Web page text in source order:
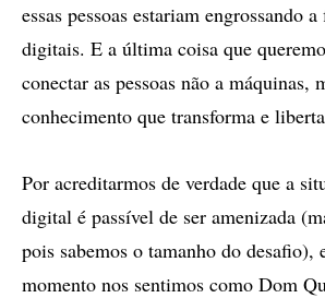
essas pessoas estariam engrossando
digitais. E a última coisa que
conectar as pessoas não a máquinas,
conhecimento que transforma e
Por acreditarmos de verdade que a
digital é passível de ser amenizada
pois sabemos o tamanho do desafio),
momento nos sentimos como Dom